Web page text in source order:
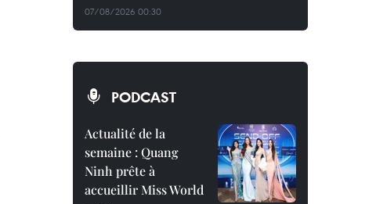
07/08/2026 00:30
PODCAST
Actualité de la
semaine : Quang
Ninh prête à
accueillir Miss World